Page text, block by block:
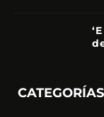
CATEGORÍAS